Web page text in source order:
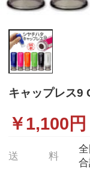
キャップレス9
￥1,100 円
送 料